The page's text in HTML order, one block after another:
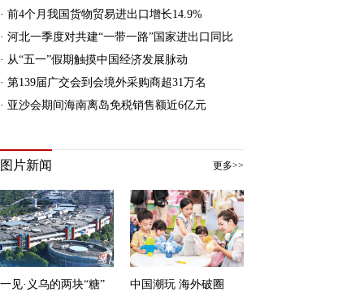
格局优化
· 前4个月我国货物贸易进出口增长14.9%
· 河北一季度对共建“一带一路”国家进出口同比
增长51.8%
· 从“五一”假期触摸中国经济发展脉动
· 第139届广交会到会境外采购商超31万名
· 亚沙会期间海南离岛免税销售额近6亿元
更多>>
图片新闻
一见·义乌的两块“糖” 中国潮玩 海外破圈